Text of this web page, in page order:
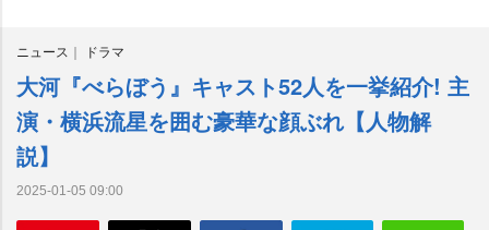
ニュース ドラマ
大河『べらぼう』キャスト52人を一挙紹介! 主
演・横浜流星を囲む豪華な顔ぶれ【人物解
説】
2025-01-05 09:00